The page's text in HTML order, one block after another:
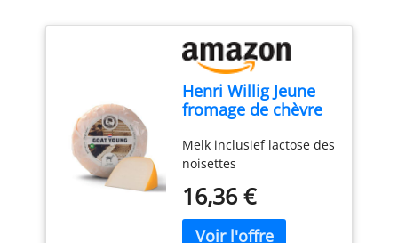
Henri Willig Jeune
fromage de chèvre
Melk inclusief lactose des
noisettes
16,36 €